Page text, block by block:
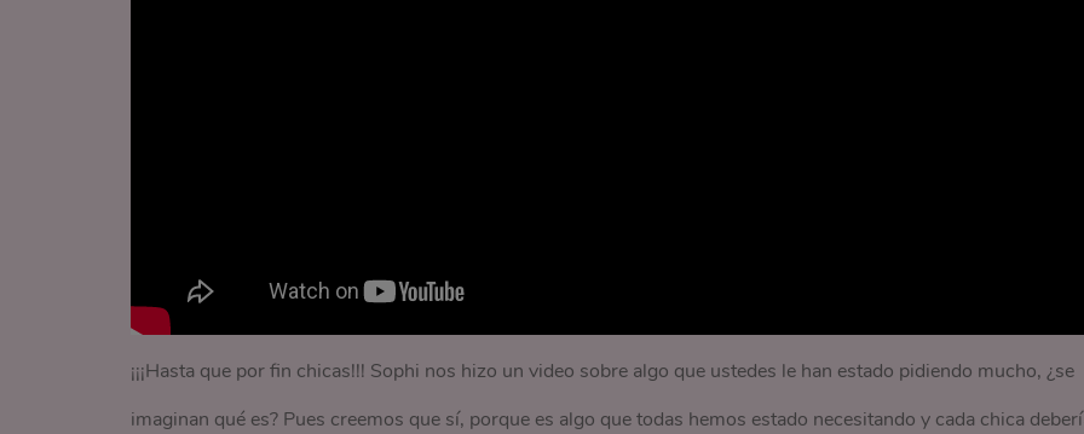
¡¡¡Hasta que por fin chicas!!! Sophi nos hizo un video sobre algo que ustedes le han estado pidiendo mucho, ¿se
imaginan qué es? Pues creemos que sí, porque es algo que todas hemos estado necesitando y cada chica